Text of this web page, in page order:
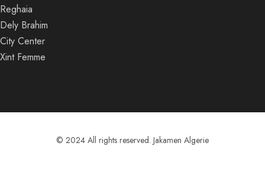
Reghaia
Dely Brahim
City Center
Xint Femme
© 2024 All rights reserved. Jakamen Algerie